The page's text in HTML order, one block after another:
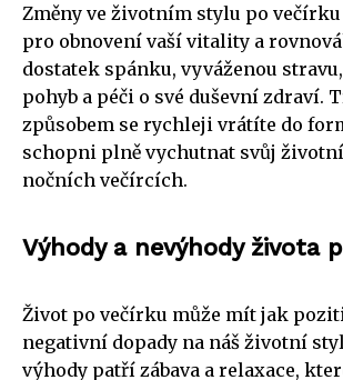
Změny ve životním stylu po
pro obnovení vaší vitality a
dostatek spánku, vyváženou
pohyb a péči o své duševní zdraví.
způsobem se rychleji vrátíte do
schopni plně vychutnat svůj
nočních večírcích.
Výhody a nevýhody života
Život po večírku může mít jak
negativní dopady na náš životní
výhody patří zábava a relaxace,